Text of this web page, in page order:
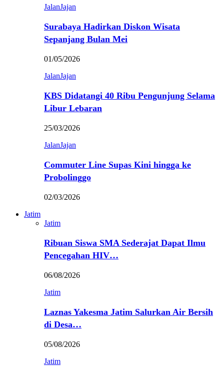
JalanJajan
Surabaya Hadirkan Diskon Wisata
Sepanjang Bulan Mei
01/05/2026
JalanJajan
KBS Didatangi 40 Ribu Pengunjung Selama
Libur Lebaran
25/03/2026
JalanJajan
Commuter Line Supas Kini hingga ke
Probolinggo
02/03/2026
Jatim
Jatim
Ribuan Siswa SMA Sederajat Dapat Ilmu
Pencegahan HIV…
06/08/2026
Jatim
Laznas Yakesma Jatim Salurkan Air Bersih
di Desa…
05/08/2026
Jatim